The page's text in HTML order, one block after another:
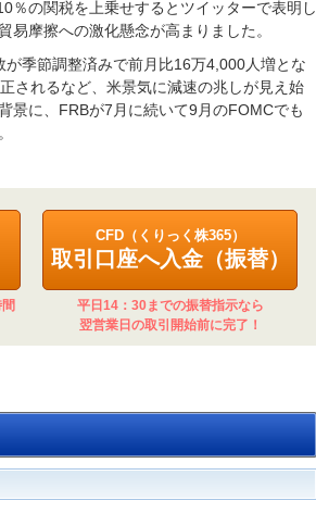
％の関税を上乗せするとツイッターで表明し
摩擦への激化懸念が高まりました。
季節調整済みで前月比16万4,000人増とな
されるなど、米景気に減速の兆しが見え始
景に、FRBが7月に続いて9月のFOMCでも
CFD（くりっく株365）
取引口座へ入金（振替）
平日14：30までの振替指示なら
翌営業日の取引開始前に完了！